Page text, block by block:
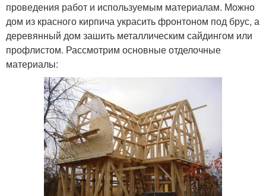
проведения работ и используемым материалам. Можно
дом из красного кирпича украсить фронтоном под брус, а
деревянный дом зашить металлическим сайдингом или
профлистом. Рассмотрим основные отделочные
материалы: